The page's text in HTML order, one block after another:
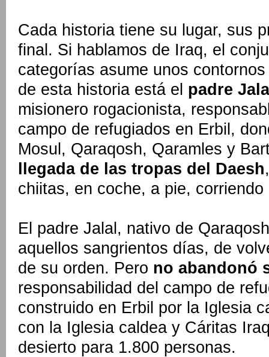
Cada historia tiene su lugar, sus
final. Si hablamos de Iraq, el
categorías asume unos
de esta historia está el padre
misionero rogacionista,
campo de refugiados en Erbil,
Mosul, Qaraqosh, Qaramles y
llegada de las tropas del Daesh
chiitas, en coche, a pie, corriendo
El padre Jalal, nativo de
aquellos sangrientos días, de
de su orden. Pero no abandonó
responsabilidad del campo de
construido en Erbil por la Iglesia
con la Iglesia caldea y Cáritas
desierto para 1.800 personas.